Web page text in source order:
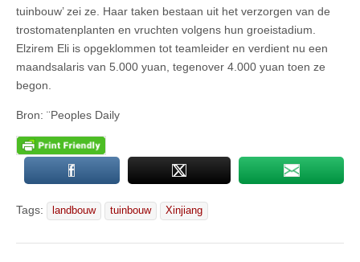
tuinbouw’ zei ze. Haar taken bestaan uit het verzorgen van de
trostomatenplanten en vruchten volgens hun groeistadium.
Elzirem Eli is opgeklommen tot teamleider en verdient nu een
maandsalaris van 5.000 yuan, tegenover 4.000 yuan toen ze
begon.
Bron: ¨Peoples Daily
Tags: landbouw tuinbouw Xinjiang